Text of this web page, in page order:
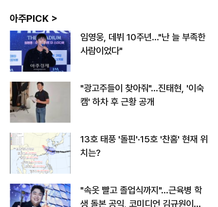
아주PICK >
임영웅, 데뷔 10주년…"난 늘 부족한
사람이었다"
"광고주들이 찾아줘"…진태현, '이숙
캠' 하차 후 근황 공개
13호 태풍 '돌핀'·15호 '찬홈' 현재 위
치는?
"속옷 빨고 졸업식까지"…근육병 학
생 돌본 공익, 코미디언 김규원이었